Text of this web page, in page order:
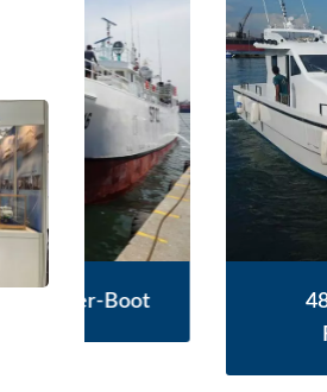
48 Fuß Hochsee-
Fischereiboot